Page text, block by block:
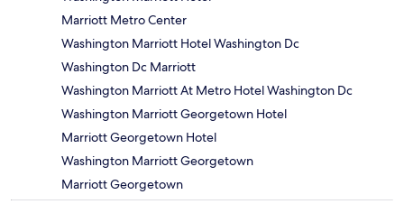
Marriott Metro Center
Washington Marriott Hotel Washington Dc
Washington Dc Marriott
Washington Marriott At Metro Hotel Washington Dc
Washington Marriott Georgetown Hotel
Marriott Georgetown Hotel
Washington Marriott Georgetown
Marriott Georgetown